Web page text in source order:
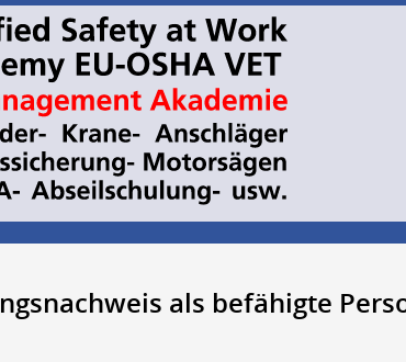
als befähigte